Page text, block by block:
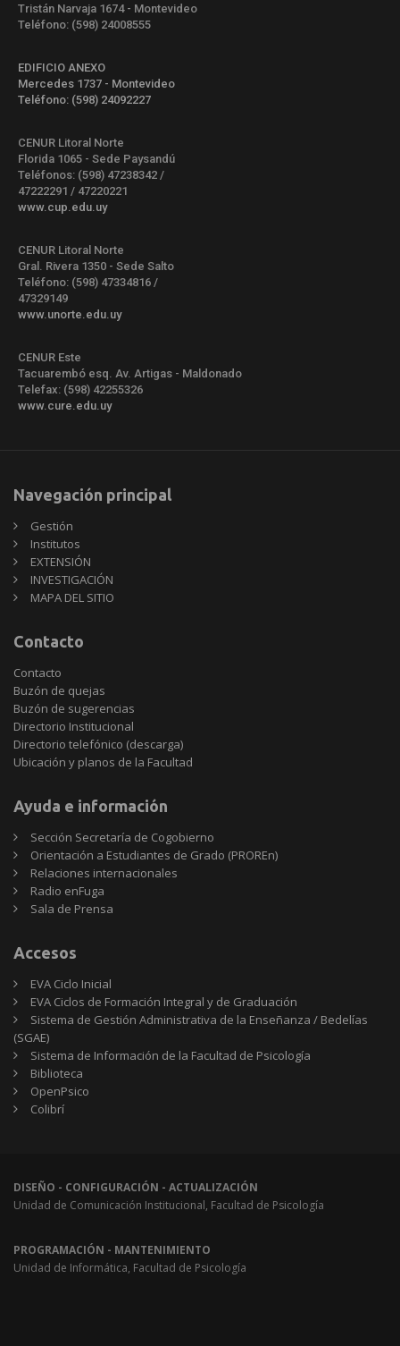
Tristán Narvaja 1674 - Montevideo
Teléfono: (598) 24008555
EDIFICIO ANEXO
Mercedes 1737 - Montevideo
Teléfono: (598) 24092227
CENUR Litoral Norte
Florida 1065 - Sede Paysandú
Teléfonos: (598) 47238342 /
47222291 / 47220221
www.cup.edu.uy
CENUR Litoral Norte
Gral. Rivera 1350 - Sede Salto
Teléfono: (598) 47334816 /
47329149
www.unorte.edu.uy
CENUR Este
Tacuarembó esq. Av. Artigas - Maldonado
Telefax: (598) 42255326
www.cure.edu.uy
Navegación principal
Gestión
Institutos
EXTENSIÓN
INVESTIGACIÓN
MAPA DEL SITIO
Contacto
Contacto
Buzón de quejas
Buzón de sugerencias
Directorio Institucional
Directorio telefónico (descarga)
Ubicación y planos de la Facultad
Ayuda e información
Sección Secretaría de Cogobierno
Orientación a Estudiantes de Grado (PROREn)
Relaciones internacionales
Radio enFuga
Sala de Prensa
Accesos
EVA Ciclo Inicial
EVA Ciclos de Formación Integral y de Graduación
Sistema de Gestión Administrativa de la Enseñanza / Bedelías
(SGAE)
Sistema de Información de la Facultad de Psicología
Biblioteca
OpenPsico
Colibrí
DISEÑO - CONFIGURACIÓN - ACTUALIZACIÓN
Unidad de Comunicación Institucional, Facultad de Psicología
PROGRAMACIÓN - MANTENIMIENTO
Unidad de Informática, Facultad de Psicología